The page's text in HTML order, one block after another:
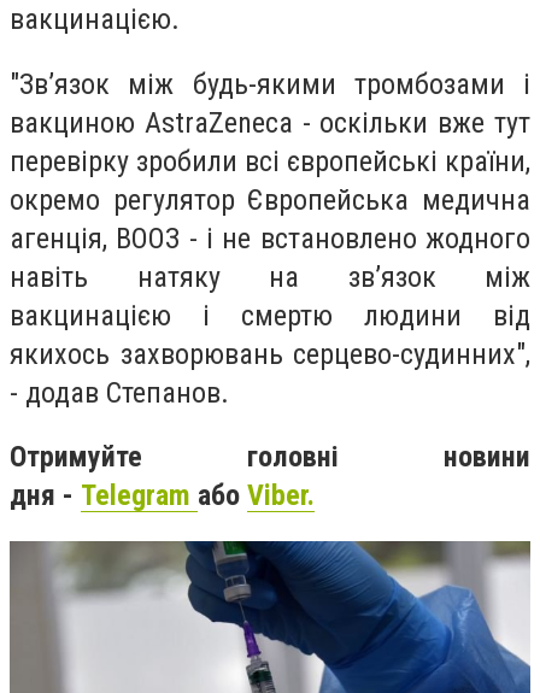
вакцинацією.
"Зв’язок між будь-якими тромбозами і
вакциною AstraZeneca - оскільки вже тут
перевірку зробили всі європейські країни,
окремо регулятор Європейська медична
агенція, ВООЗ - і не встановлено жодного
навіть натяку на зв’язок між
вакцинацією і смертю людини від
якихось захворювань серцево-судинних",
- додав Степанов.
Отримуйте головні новини
дня - Telegram або Viber.